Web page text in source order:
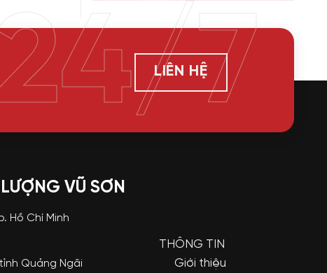
LIÊN HỆ7
VŨ SƠN
Hồ Chí Minh
Quảng Ngãi
THÔNG TIN
Giới thiệu